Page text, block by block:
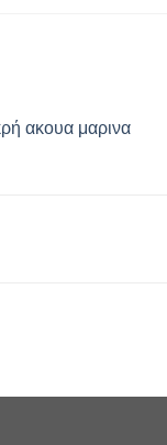
ακουα μαρινα